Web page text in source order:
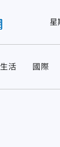
星
生活 國際